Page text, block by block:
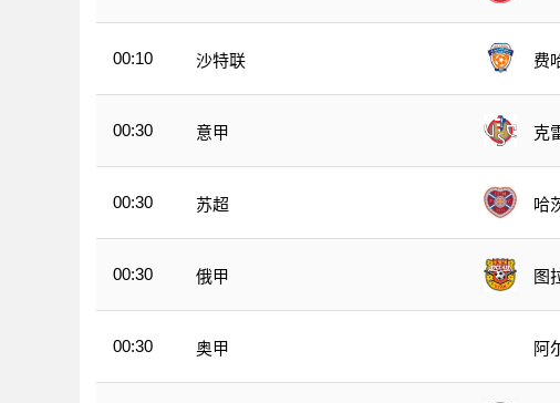
00:10 沙特联 费
00:30 意甲 克
00:30 苏超 哈
00:30 俄甲 图
00:30 奥甲 阿